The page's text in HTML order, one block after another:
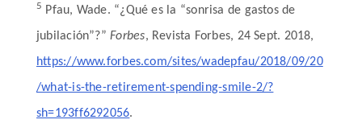
5 Pfau, Wade. “¿Qué es la “sonrisa de gastos de
jubilación”?”Forbes, Revista Forbes, 24 Sept. 2018,
https://www.forbes.com/sites/wadepfau/2018/09/20
/what-is-the-retirement-spending-smile-2/?
sh=193ff6292056.